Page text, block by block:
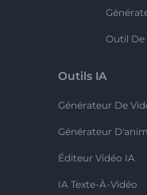
Outil De
Outils IA
Générateur De
Générateur
Éditeur Vidéo IA
IA Texte-À-Vidéo